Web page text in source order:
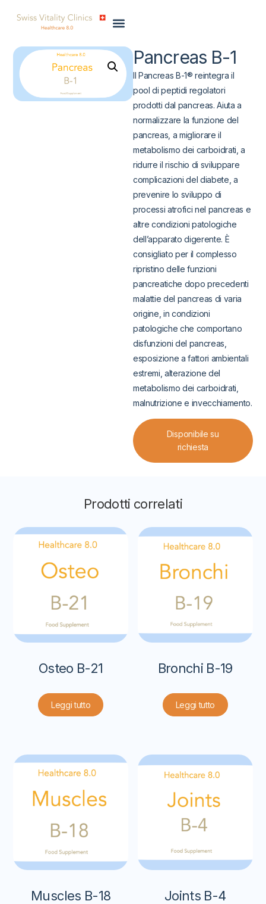
Pancreas B-1
Il Pancreas B-1® reintegra il
pool di peptidi regolatori
prodotti dal pancreas. Aiuta a
normalizzare la funzione del
pancreas, a migliorare il
metabolismo dei carboidrati, a
ridurre il rischio di sviluppare
complicazioni del diabete, a
prevenire lo sviluppo di
processi atrofici nel pancreas e
altre condizioni patologiche
dell’apparato digerente. È
consigliato per il complesso
ripristino delle funzioni
pancreatiche dopo precedenti
malattie del pancreas di varia
origine, in condizioni
patologiche che comportano
disfunzioni del pancreas,
esposizione a fattori ambientali
estremi, alterazione del
metabolismo dei carboidrati,
malnutrizione e invecchiamento.
Disponibile su
richiesta
Prodotti correlati
Osteo B-21
Leggi tutto
Bronchi B-19
Leggi tutto
Muscles B-18 Joints B-4